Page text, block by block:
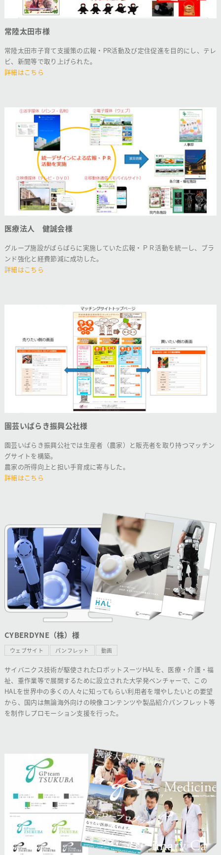
常陸太田市様
常陸太田市子育て支援策の広報・PR活動及び定住促進を目的にし、テレ
ビ、新聞等で取り上げられた。
詳細はこちら
医療法人 健誠会様
グループ施設がばらばらに実施していた広報・ＰＲ活動を統一し、ブラ
ンド強化と経費節減に成功した。
詳細はこちら
園芸いばらき振興公社様
園芸いばらき振興公社では生産者（農家）と販売者を取り持つマッチン
グサイトを構築。
農家の所得向上と担い手育成に寄与した。
詳細はこちら
CYBERDYNE（株）様
ウェブサイト パンフレット 動画
サイバニクス技術が駆使されたロボットスーツHALを、医療・介護・福
祉、重作業等で展開するために設立された大学発ベンチャーで、この
HALを世界中の多くの人々に知ってもらい利用者を増やしたいとの要望
から、国内は無論海外向けの映像コンテンツや製品紹介パンフレット等
を制作しプロモーション支援を行った。